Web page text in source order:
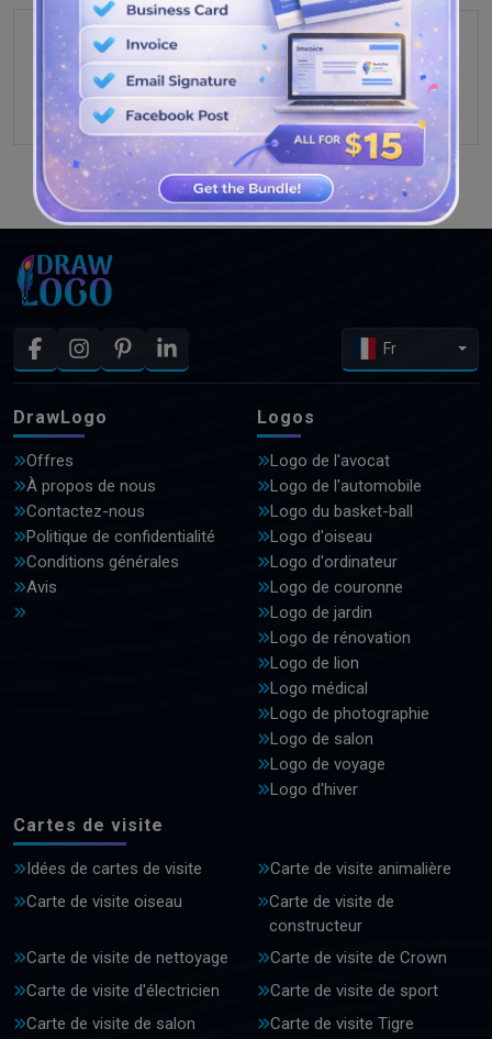
VOIR PLUS DE CONCEPTIONS
Fr
DrawLogo
Offres
À propos de nous
Contactez-nous
Politique de confidentialité
Conditions générales
Avis
Logos
Logo de l'avocat
Logo de l'automobile
Logo du basket-ball
Logo d'oiseau
Logo d'ordinateur
Logo de couronne
Logo de jardin
Logo de rénovation
Logo de lion
Logo médical
Logo de photographie
Logo de salon
Logo de voyage
Logo d'hiver
Cartes de visite
Idées de cartes de visite
Carte de visite animalière
Carte de visite oiseau
Carte de visite de
constructeur
Carte de visite de nettoyage
Carte de visite de Crown
Carte de visite d'électricien
Carte de visite de sport
Carte de visite de salon
Carte de visite Tigre